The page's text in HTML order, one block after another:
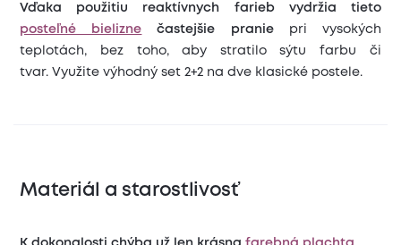
Vďaka použitiu reaktívnych farieb
vydržia tieto
posteľné bielizne častejšie praniepri vysokých
teplotách, bez toho, aby stratilo sýtu farbu či
tvar. Využite výhodný set 2+2 na dve klasické postele.
Materiál a starostlivosť